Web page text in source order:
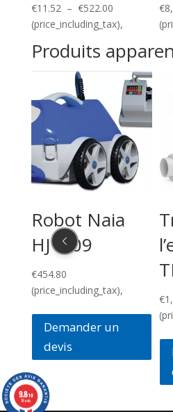
Plage
€7,200.00
€11.52 – €522.00Plage
de
€11.52
à
€522.00
(price_including_tax),
€
Produits
€4,440.00
€7,920.00
Robot Naia
HJ1009
€454.80
(price_including_tax),
Demander un
devis
€
9.8/10
18 avis